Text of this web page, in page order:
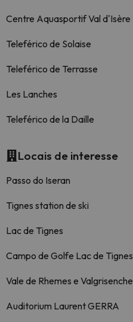
Centre Aquasportif Val d'Isère
Teleférico de Solaise
Teleférico de Terrasse
Les Lanches
Teleférico de la Daille
Locais de interesse
Passo do Iseran
Tignes station de ski
Lac de Tignes
Campo de Golfe Lac de Tignes
Vale de Rhemes e Valgrisenche
Auditorium Laurent GERRA